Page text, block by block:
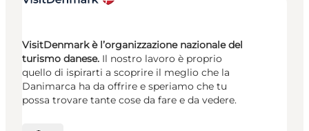
VisitDenmark è l’organizzazione nazionale del
turismo danese. Il nostro lavoro è proprio
quello di ispirarti a scoprire il meglio che la
Danimarca ha da offrire e speriamo che tu
possa trovare tante cose da fare e da vedere.